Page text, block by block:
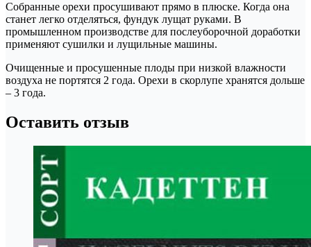
Собранные орехи просушивают прямо в плюске. Когда она
станет легко отделяться, фундук лущат руками. В
промышленном производстве для послеуборочной доработки
применяют сушилки и лущильные машины.
Очищенные и просушенные плоды при низкой влажности
воздуха не портятся 2 года. Орехи в скорлупе хранятся дольше
– 3 года.
Оставить отзыв